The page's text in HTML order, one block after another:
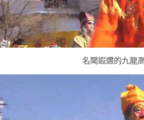
名聞遐邇的九龍